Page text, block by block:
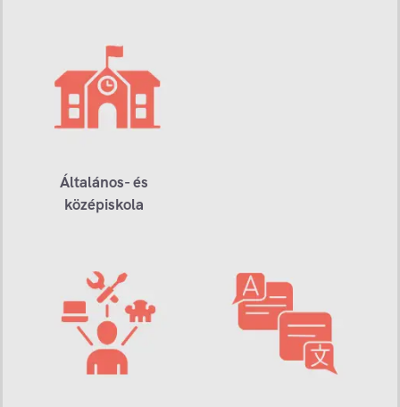
Általános- és
középiskola